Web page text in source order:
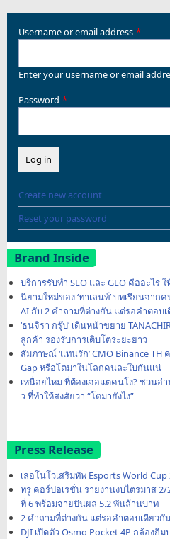
Username or email address
Enter your username or email
Password
Create new account
Reset your password
Brand Inside
บริการรับทำ SEO และ GEO คืออะไ
นิยามใหม่ของ ‘ทาเลนท์’ บทเรียนจา
AI กับ 2 คำถามที่ต่างกัน แต่รอคำตอบ
‘ธนจิรา กรุ๊ป’ เดินหน้าขยาย
ลูกค้า รองรับการเติบโตระยะยาว
สัมภาษณ์ ‘แทนรัก’ CMO Binance TH
Gap หรือโตมาในโลกคนละใบกันแน่
เหนื่อยไหม ที่ต้องเจอแต่คนโง่? ชวนอ่
ว ที่ทำให้สงสัยว่า “โตมายังไง”
Press Release
เลอโนโวเสริมทัพ Esports World
ทรู คอร์ปอเรชั่น รายงานงบไตรมาส 2/
ที่ 6 พร้อมจ่ายปันผล 5.2 พันล้านบาท
2 คำถามที่ต่างกัน แต่รอคำตอบเดียวกัน
DJI เปิดตัว Osmo Pocket 4P กล้องกิ